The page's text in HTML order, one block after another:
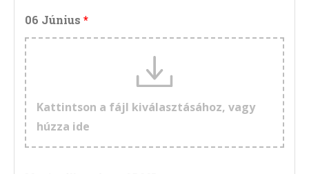
06 Június
Kattintson a fájl kiválasztásához, vagy
húzza ide